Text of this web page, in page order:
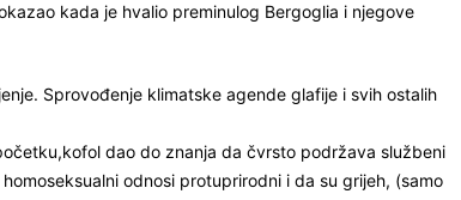
kada je hvalio preminulog Bergoglia i njegove
Sprovođenje klimatske agende glafije i svih ostalih
dao do znanja da čvrsto podržava službeni
odnosi protuprirodni i da su grijeh, (samo